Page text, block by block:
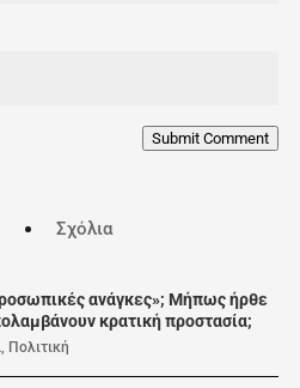
Submit Comment
Σχόλια
ανάγκες»; Μήπως ήρθε
κρατική προστασία;
, Πολιτική